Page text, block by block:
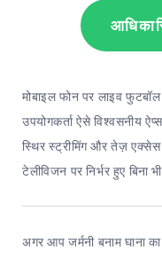
मोबाइल फोन पर लाइव
उपयोगकर्ता ऐसे विश्वसनीय
स्थिर स्ट्रीमिंग और तेज़
टेलीविजन पर निर्भर हुए
अगर आप जर्मनी बनाम घाना